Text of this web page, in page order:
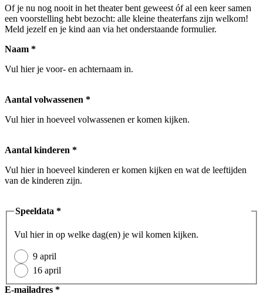
Of je nu nog nooit in het theater bent geweest óf al een keer samen
een voorstelling hebt bezocht: alle kleine theaterfans zijn welkom!
Meld jezelf en je kind aan via het onderstaande formulier.
Naam *
Vul hier je voor- en achternaam in.
Aantal volwassenen *
Vul hier in hoeveel volwassenen er komen kijken.
Aantal kinderen *
Vul hier in hoeveel kinderen er komen kijken en wat de leeftijden
van de kinderen zijn.
Speeldata *
Vul hier in op welke dag(en) je wil komen kijken.
9 april
16 april
E-mailadres *